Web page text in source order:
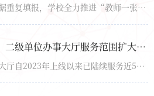
为减少个人数据重复填报，学校全力推进“教师一张表”建设。近期，人事处会同信息办优化教职工高级职称...
二级单位办事大厅服务范围扩大，多单位实现线上业务办理
二级单位办事大厅自2023年上线以来已陆续服务近50家单位，累计建立在线服务事项超过200项。2025年，新增...